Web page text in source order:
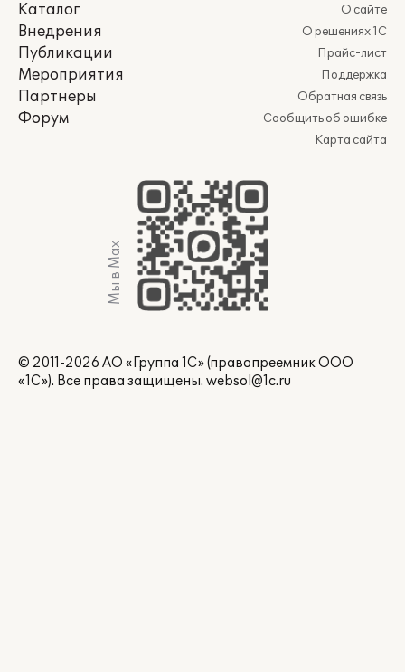
Каталог
Внедрения
Публикации
Мероприятия
Партнеры
Форум
О сайте
О решениях 1С
Прайс-лист
Поддержка
Обратная связь
Сообщить об ошибке
Карта сайта
Мы в Max
© 2011-2026 АО «Группа 1С» (правопреемник ООО
«1С»). Все права защищены. websol@1c.ru